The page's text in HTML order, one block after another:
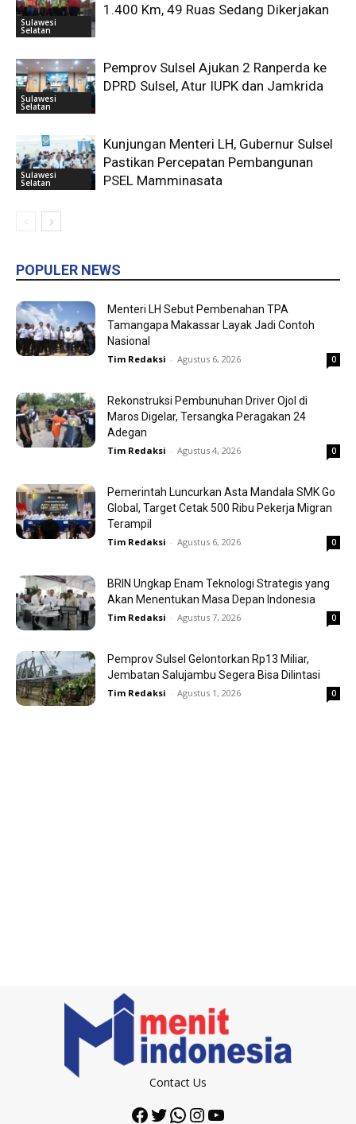
Sulawesi
Selatan
1.400 Km, 49 Ruas Sedang Dikerjakan
Sulawesi
Selatan
Pemprov Sulsel Ajukan 2 Ranperda ke
DPRD Sulsel, Atur IUPK dan Jamkrida
Sulawesi
Selatan
Kunjungan Menteri LH, Gubernur Sulsel
Pastikan Percepatan Pembangunan
PSEL Mamminasata
POPULER NEWS
Menteri LH Sebut Pembenahan TPA
Tamangapa Makassar Layak Jadi Contoh
Nasional
Tim Redaksi - Agustus 6, 2026 0
Rekonstruksi Pembunuhan Driver Ojol di
Maros Digelar, Tersangka Peragakan 24
Adegan
Tim Redaksi - Agustus 4, 2026 0
Pemerintah Luncurkan Asta Mandala SMK Go
Global, Target Cetak 500 Ribu Pekerja Migran
Terampil
Tim Redaksi - Agustus 6, 2026 0
BRIN Ungkap Enam Teknologi Strategis yang
Akan Menentukan Masa Depan Indonesia
Tim Redaksi - Agustus 7, 2026 0
Pemprov Sulsel Gelontorkan Rp13 Miliar,
Jembatan Salujambu Segera Bisa Dilintasi
Tim Redaksi - Agustus 1, 2026 0
Contact Us
Facebook
Twitter
WhatsApp
Instagram
YouTube